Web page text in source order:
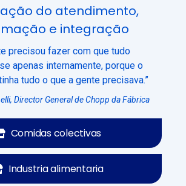
do atendimento,
e integração
precisou fazer com que tudo
apenas internamente, porque o
tudo o que a gente precisava.”
Director General de Chopp da Fábrica
Comidas colectivas
Industria alimentaria